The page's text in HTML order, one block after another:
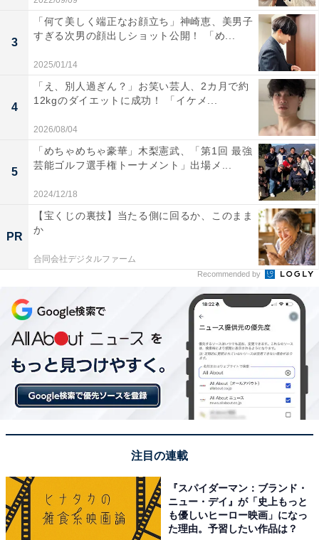
3
「何て美しく端正なお顔立ち」神崎恵、美男子
すぎる次男の顔出しショット公開！ 「め...
2025/01/14
4
「え、別人過ぎん？」お笑い芸人、2カ月で約
12kgのダイエットに成功！ 「イケメ...
2026/08/04
5
「めちゃめちゃ豪華」木梨憲武、「第1回 最強
芸能ゴルフ選手権トーナメント」出場メ...
2024/12/18
PR
【宝くじの裏技】当たる側に回るか、このまま
か
合同会社デジタルファーム
Recommended by
注目の連載
『スパイダーマン：ブランド・
ニュー・デイ』が「史上もっと
も優しいヒーロー映画」になっ
た理由。予習したい作品は？